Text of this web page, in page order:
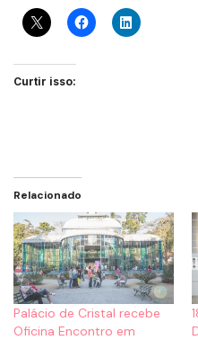
Curtir isso:
Relacionado
Palácio de Cristal recebe
Oficina Encontro em